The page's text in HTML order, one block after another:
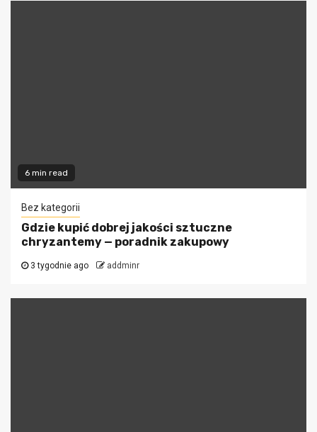
6 min read
Bez kategorii
Gdzie kupić dobrej jakości sztuczne
chryzantemy — poradnik zakupowy
3 tygodnie ago addminr